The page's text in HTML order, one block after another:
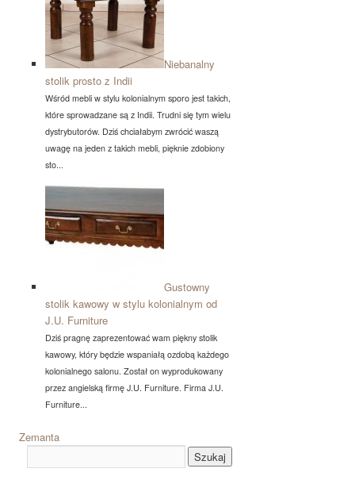
Niebanalny
stolik prosto z Indii
Wśród mebli w stylu kolonialnym sporo jest takich,
które sprowadzane są z Indii. Trudni się tym wielu
dystrybutorów. Dziś chciałabym zwrócić waszą
uwagę na jeden z takich mebli, pięknie zdobiony
sto...
Gustowny
stolik kawowy w stylu kolonialnym od
J.U. Furniture
Dziś pragnę zaprezentować wam piękny stolik
kawowy, który będzie wspaniałą ozdobą każdego
kolonialnego salonu. Został on wyprodukowany
przez angielską firmę J.U. Furniture. Firma J.U.
Furniture...
Zemanta